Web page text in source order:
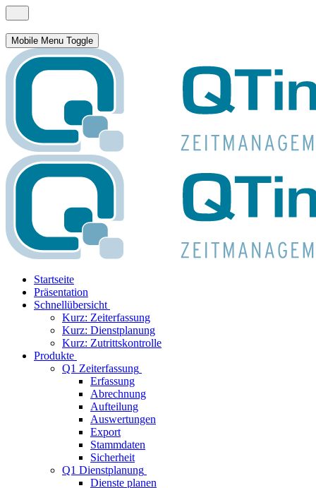
Mobile Menu Toggle
Startseite
Präsentation
Schnellübersicht
Kurz: Zeiterfassung
Kurz: Dienstplanung
Kurz: Zutrittskontrolle
Produkte
Q1 Zeiterfassung
Erfassung
Abrechnung
Aufteilung
Auswertungen
Export
Stammdaten
Sicherheit
Q1 Dienstplanung
Dienste planen